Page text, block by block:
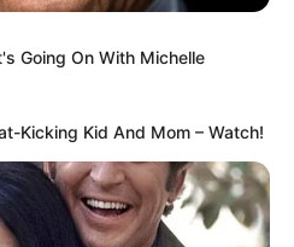
Going On With Michelle
Kicking Kid And Mom – Watch!